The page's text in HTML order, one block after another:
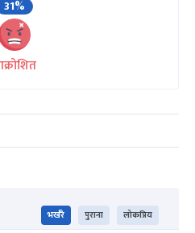
31%
भर्खरै पुराना लोकप्रिय